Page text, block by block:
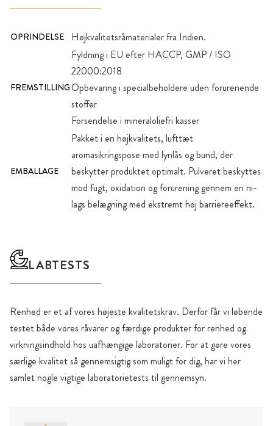
OPRINDELSE Højkvalitetsråmaterialer fra Indien.
FREMSTILLING
Fyldning i EU efter HACCP, GMP / ISO
22000:2018
Opbevaring i specialbeholdere uden forurenende
stoffer
Forsendelse i mineraloliefri kasser
EMBALLAGE
Pakket i en højkvalitets, lufttæt
aromasikringspose med lynlås og bund, der
beskytter produktet optimalt. Pulveret beskyttes
mod fugt, oxidation og forurening gennem en ni-
lags belægning med ekstremt høj barriereeffekt.
LABTESTS
Renhed er et af vores højeste kvalitetskrav. Derfor får vi løbende
testet både vores råvarer og færdige produkter for renhed og
virkningsindhold hos uafhængige laboratorier. For at gøre vores
særlige kvalitet så gennemsigtig som muligt for dig, har vi her
samlet nogle vigtige laboratorietests til gennemsyn.